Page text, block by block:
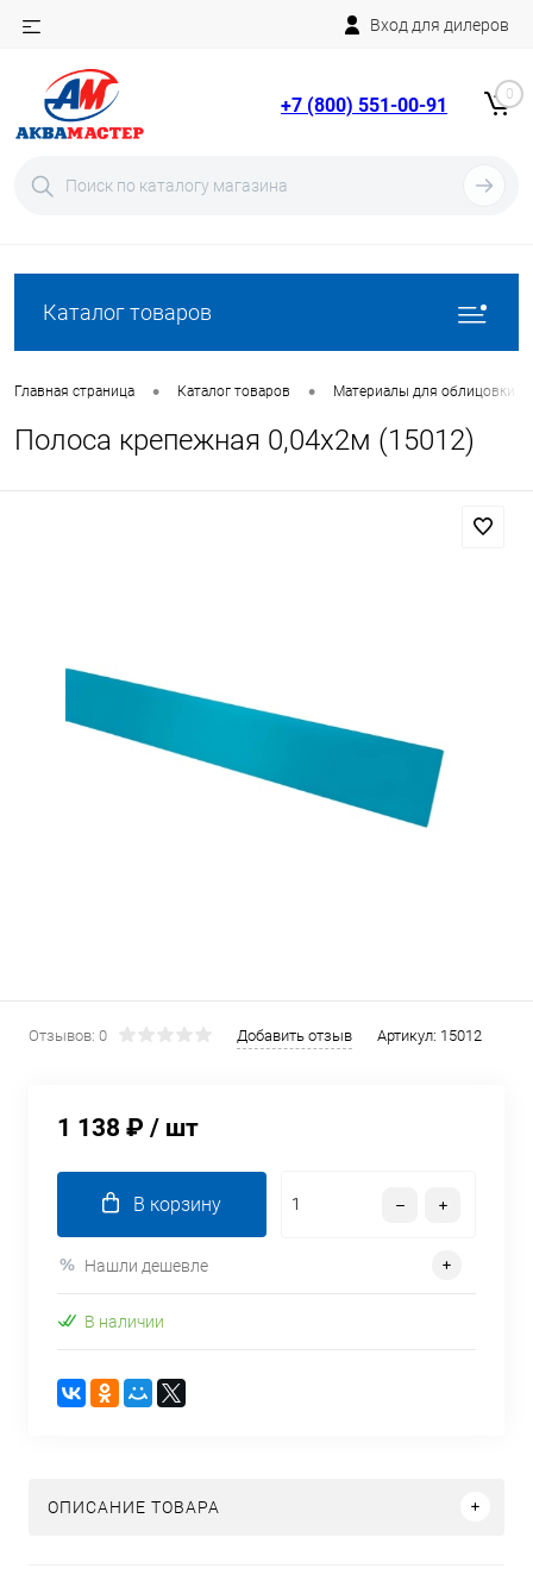
Вход для дилеров
+7 (800) 551-00-91 0
Каталог товаров
Главная страница • Каталог товаров • Материалы для облицовки
Полоса крепежная 0,04х2м (15012)
Отзывов: 0 Добавить отзыв Артикул: 15012
1 138 ₽ / шт
В корзину
Нашли дешевле
В наличии
ОПИСАНИЕ ТОВАРА